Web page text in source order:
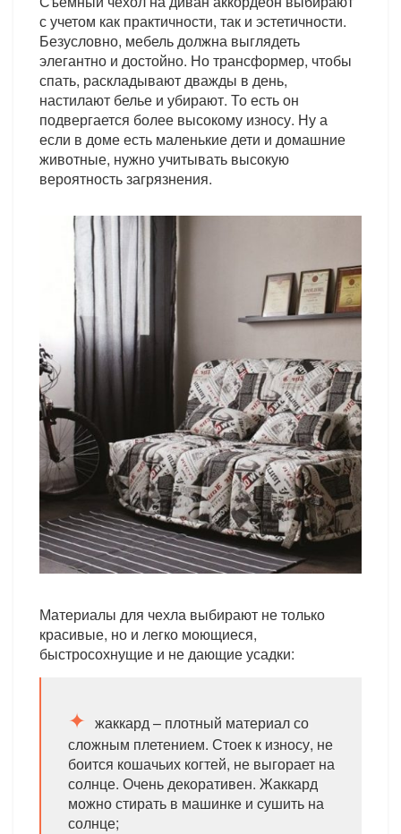
с учетом как практичности, так и эстетичности.
Безусловно, мебель должна выглядеть
элегантно и достойно. Но трансформер, чтобы
спать, раскладывают дважды в день,
настилают белье и убирают. То есть он
подвергается более высокому износу. Ну а
если в доме есть маленькие дети и домашние
животные, нужно учитывать высокую
вероятность загрязнения.
Материалы для чехла выбирают не только
красивые, но и легко моющиеся,
быстросохнущие и не дающие усадки:
жаккард – плотный материал со
сложным плетением. Стоек к износу, не
боится кошачьих когтей, не выгорает на
солнце. Очень декоративен. Жаккард
можно стирать в машинке и сушить на
солнце;